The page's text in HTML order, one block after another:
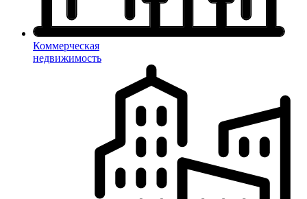
Коммерческая
недвижимость